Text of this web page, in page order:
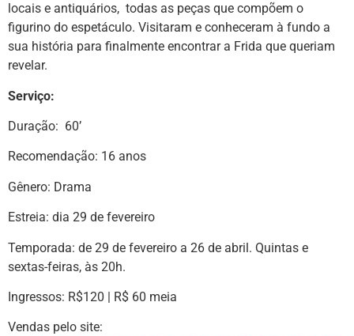
locais e antiquários, todas as peças que compõem o
figurino do espetáculo. Visitaram e conheceram à fundo a
sua história para finalmente encontrar a Frida que queriam
revelar.
Serviço:
Duração: 60’
Recomendação: 16 anos
Gênero: Drama
Estreia: dia 29 de fevereiro
Temporada: de 29 de fevereiro a 26 de abril. Quintas e
sextas-feiras, às 20h.
Ingressos: R$120 | R$ 60 meia
Vendas pelo site: